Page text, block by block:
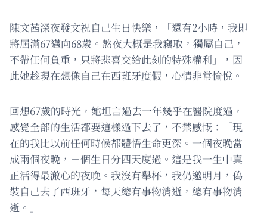
陳文茜深夜發文祝自己生日快樂，「還有2小時，我即
將屆滿67邁向68歲。熬夜大概是我竊取，獨屬自己，
不帶任何負重，只將悲喜交給此刻的特殊權利」，因
此她趁現在想像自己在西班牙度假，心情非常愉悅。
回想67歲的時光，她坦言過去一年幾乎在醫院度過，
感覺全部的生活都要這樣過下去了，不禁感慨：「現
在的我比以前任何時候都體悟生命更深。一個夜晚當
成兩個夜晚，－個生日分四天度過。這是我一生中真
正活得最澈心的夜晚。我沒有舉杯，我仍邀明月，偽
裝自己去了西班牙，每天總有事物消逝，總有事物消
逝。」